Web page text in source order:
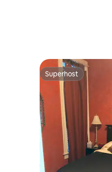
Superhost
Superhost